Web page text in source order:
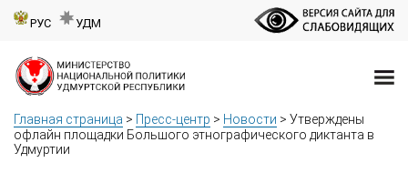
РУС УДМ
Главная страница > Пресс-центр > Новости > Утверждены
офлайн площадки Большого этнографического диктанта в
Удмуртии